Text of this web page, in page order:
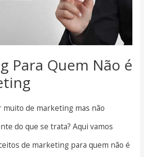
Para Quem Não é
muito de marketing mas não
do que se trata? Aqui vamos
de marketing para quem não é